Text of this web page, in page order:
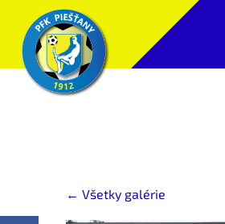
Všetky galérie